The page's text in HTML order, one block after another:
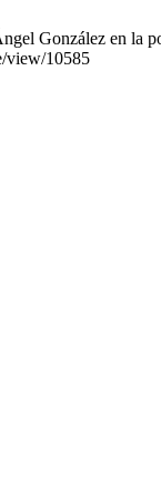
González en la
view/10585